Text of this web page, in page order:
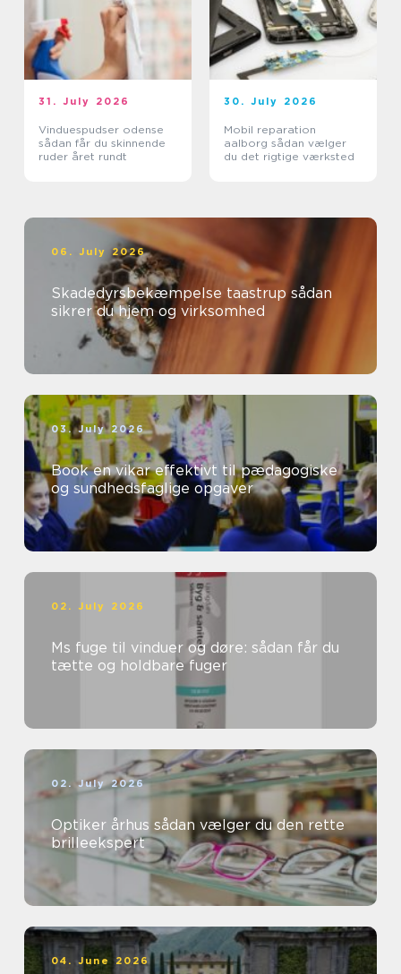
31. July 2026
Vinduespudser odense
sådan får du skinnende
ruder året rundt
30. July 2026
Mobil reparation
aalborg sådan vælger
du det rigtige værksted
06. July 2026
Skadedyrsbekæmpelse taastrup sådan
sikrer du hjem og virksomhed
03. July 2026
Book en vikar effektivt til pædagogiske
og sundhedsfaglige opgaver
02. July 2026
Ms fuge til vinduer og døre: sådan får du
tætte og holdbare fuger
02. July 2026
Optiker århus sådan vælger du den rette
brilleekspert
04. June 2026